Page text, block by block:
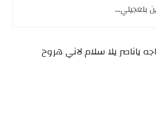
بلعجيلي...
ياناصر يلا سلام لاني هروح